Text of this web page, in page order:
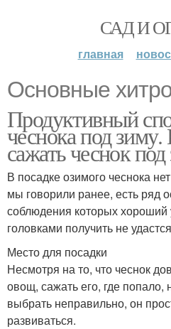
САД И
главная
Основные
Продуктивный
чеснока под
сажать чеснок
В посадке озимого чеснока
мы говорили ранее, есть ряд
соблюдения которых
головками получить не
Место для посадки
Несмотря на то, что чеснок
овощ, сажать его, где попало,
выбрать неправильно, он
развиваться.